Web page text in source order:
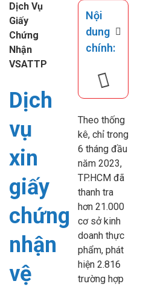
Dịch Vụ
Giấy
Chứng
Nhận
VSATTP
Dịch
vụ
xin
giấy
chứng
nhận
vệ
Nội
dung
chính:
Theo thống
kê, chỉ trong
6 tháng đầu
năm 2023,
TP.HCM đã
thanh tra
hơn 21.000
cơ sở kinh
doanh thực
phẩm, phát
hiện 2.816
trường hợp